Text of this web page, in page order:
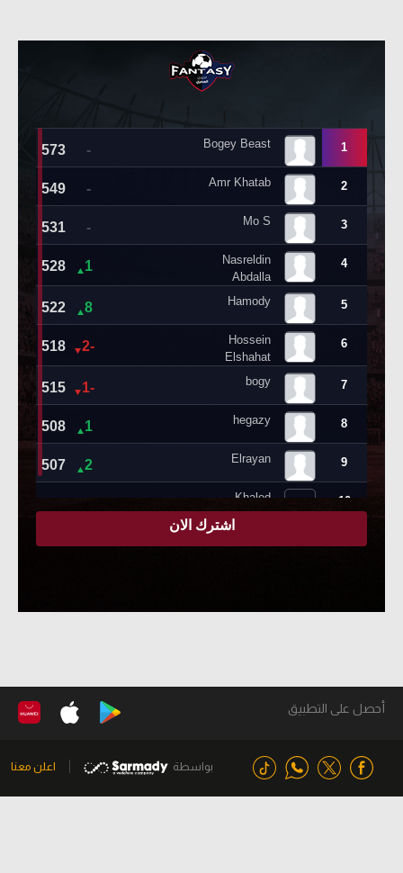
أحصل على التطبيق
بواسطة اعلن معنا